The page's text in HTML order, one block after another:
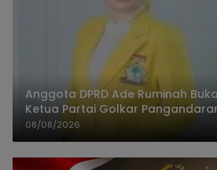
Anggota DPRD Ade Ruminah
Ketua Partai Golkar
08/08/2026